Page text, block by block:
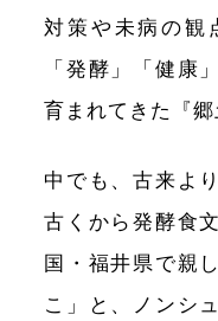
対策や未病の観
「発酵」「健康
育まれてきた『郷
中でも、古来よ
古くから発酵食
国・福井県で親
こ」と、ノンシ